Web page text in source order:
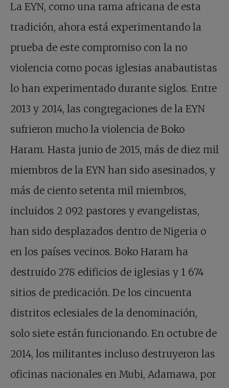
La EYN, como una rama africana de esta
tradición, ahora está experimentando la
prueba de este compromiso con la no
violencia como pocas iglesias anabautistas
lo han experimentado durante siglos. Entre
2013 y 2014, las congregaciones de la EYN
sufrieron mucho la violencia de Boko
Haram. Hasta junio de 2015, más de diez mil
miembros de la EYN han sido asesinados, y
más de ciento setenta mil miembros,
incluidos 2 092 pastores y evangelistas,
han sido desplazados dentro de Nigeria o
en los países vecinos. Boko Haram ha
destruido 278 edificios de iglesias y 1 674
sitios de predicación. De los cincuenta
distritos eclesiales de la denominación,
solo siete están funcionando. En octubre de
2014, los militantes incluso destruyeron las
oficinas nacionales en Mubi, Adamawa, por